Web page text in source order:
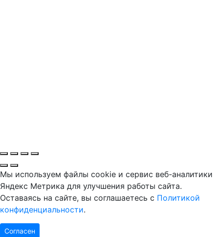
Мы используем файлы cookie и сервис веб-аналитики
Яндекс Метрика для улучшения работы сайта.
Оставаясь на сайте, вы соглашаетесь с Политикой
конфиденциальности.
Согласен